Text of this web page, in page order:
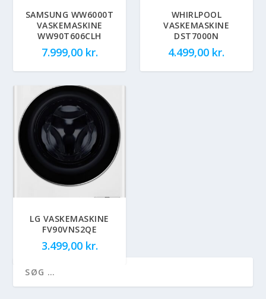
SAMSUNG WW6000T
VASKEMASKINE
WW90T606CLH
7.999,00 kr.
WHIRLPOOL
VASKEMASKINE
DST7000N
4.499,00 kr.
LG VASKEMASKINE
FV90VNS2QE
3.499,00 kr.